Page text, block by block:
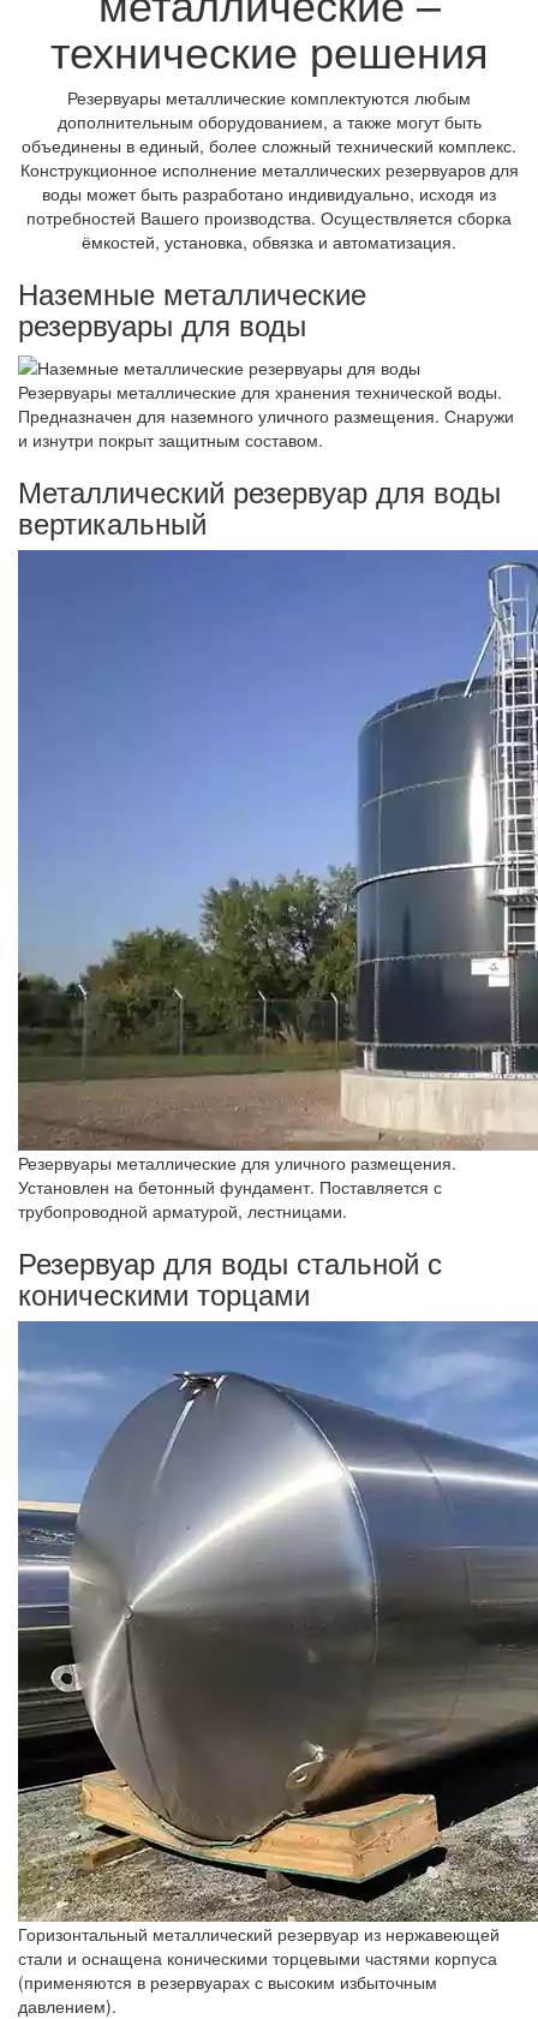
технические решения
Резервуары металлические комплектуются любым
дополнительным оборудованием, а также могут быть
объединены в единый, более сложный технический комплекс.
Конструкционное исполнение металлических резервуаров для
воды может быть разработано индивидуально, исходя из
потребностей Вашего производства. Осуществляется сборка
ёмкостей, установка, обвязка и автоматизация.
Наземные металлические
резервуары для воды
Резервуары металлические для хранения технической воды.
Предназначен для наземного уличного размещения. Снаружи
и изнутри покрыт защитным составом.
Металлический резервуар для воды
вертикальный
Резервуары металлические для уличного размещения.
Установлен на бетонный фундамент. Поставляется с
трубопроводной арматурой, лестницами.
Резервуар для воды стальной с
коническими торцами
Горизонтальный металлический резервуар из нержавеющей
стали и оснащена коническими торцевыми частями корпуса
(применяются в резервуарах с высоким избыточным
давлением).